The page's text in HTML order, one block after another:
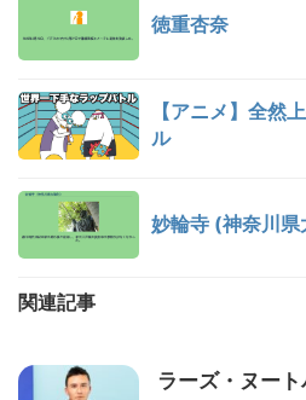
徳重杏奈
【アニメ】全然
ル
妙輪寺 (神奈川県
関連記事
ラーズ・ヌー